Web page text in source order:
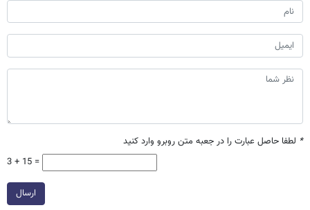
* لطفا حاصل عبارت را در جعبه متن روبرو وارد کنید
3 + 15 =
ارسال